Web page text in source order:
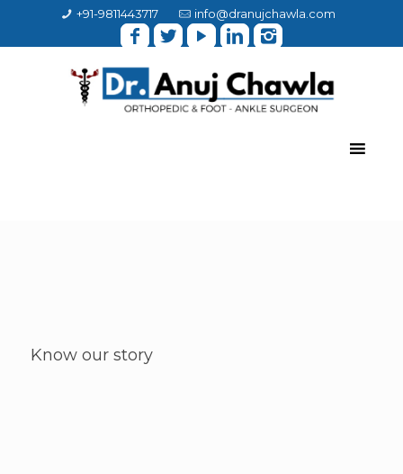
+91-9811443717 info@dranujchawla.com
Know our story